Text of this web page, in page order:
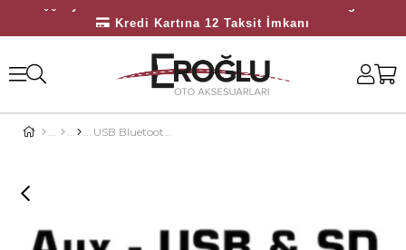
Kredi Kartına 12 Taksit İmkanı
Bayilerimize Özel 10.000 TL Üzeri Ücretsiz Kargo
USB Bluetooth Modül Kapaklı MX 1080 BTM